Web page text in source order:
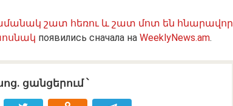
շատ հեռու և շատ մոտ են հնարավոր
появились сначала на WeeklyNews.am.
ցանցերում ՝